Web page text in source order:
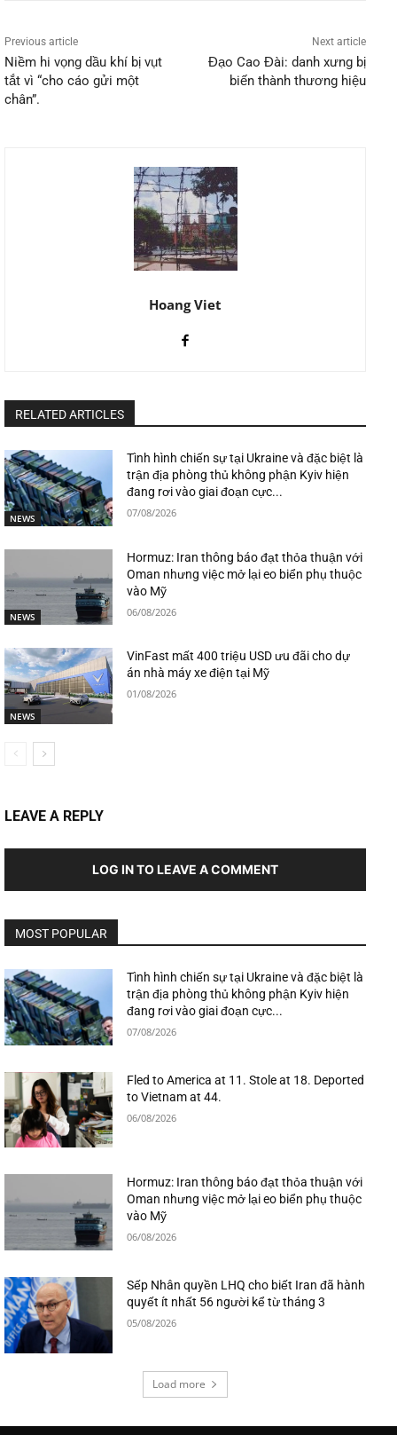
Previous article
Niềm hi vọng dầu khí bị vụt
tắt vì “cho cáo gửi một
chân”.
Next article
Đạo Cao Đài: danh xưng bị
biến thành thương hiệu
Hoang Viet
RELATED ARTICLES
NEWS
Tình hình chiến sự tại Ukraine và đặc biệt là
trận địa phòng thủ không phận Kyiv hiện
đang rơi vào giai đoạn cực...
07/08/2026
NEWS
Hormuz: Iran thông báo đạt thỏa thuận với
Oman nhưng việc mở lại eo biển phụ thuộc
vào Mỹ
06/08/2026
NEWS
VinFast mất 400 triệu USD ưu đãi cho dự
án nhà máy xe điện tại Mỹ
01/08/2026
LEAVE A REPLY
LOG IN TO LEAVE A COMMENT
MOST POPULAR
Tình hình chiến sự tại Ukraine và đặc biệt là
trận địa phòng thủ không phận Kyiv hiện
đang rơi vào giai đoạn cực...
07/08/2026
Fled to America at 11. Stole at 18. Deported
to Vietnam at 44.
06/08/2026
Hormuz: Iran thông báo đạt thỏa thuận với
Oman nhưng việc mở lại eo biển phụ thuộc
vào Mỹ
06/08/2026
Sếp Nhân quyền LHQ cho biết Iran đã hành
quyết ít nhất 56 người kể từ tháng 3
05/08/2026
Load more